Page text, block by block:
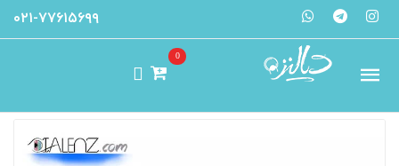
۰۲۱-۷۷۶۱۵۶۹۹
0